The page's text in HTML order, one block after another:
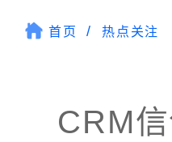
首页 热点关注
CRM